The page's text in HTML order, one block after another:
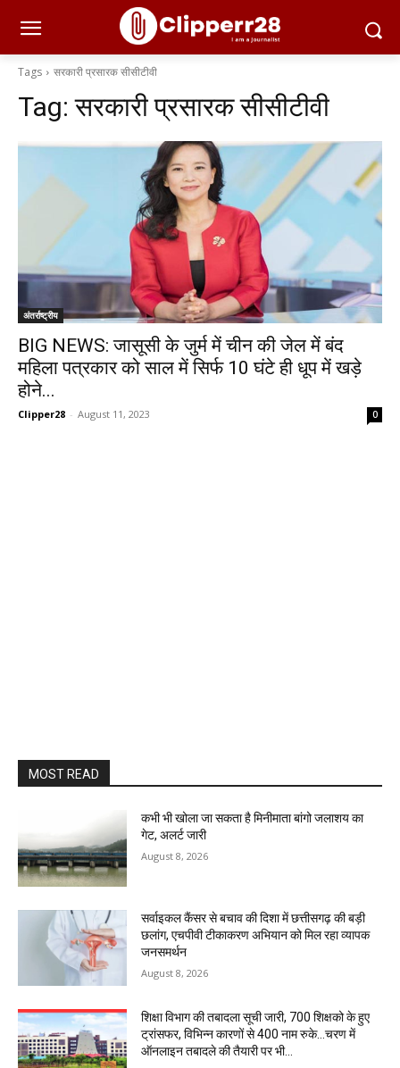
Tags सरकारी प्रसारक सीसीटीवी
Tag:सरकारी प्रसारक सीसीटीवी
अंतर्राष्ट्रीय
BIG NEWS: जासूसी के जुर्म में चीन की जेल में बंद
महिला पत्रकार को साल में सिर्फ 10 घंटे ही धूप में खड़े
होने...
Clipper28 - August 11, 2023 0
MOST READ
कभी भी खोला जा सकता है मिनीमाता बांगो जलाशय का
गेट, अलर्ट जारी
August 8, 2026
सर्वाइकल कैंसर से बचाव की दिशा में छत्तीसगढ़ की बड़ी
छलांग, एचपीवी टीकाकरण अभियान को मिल रहा व्यापक
जनसमर्थन
August 8, 2026
शिक्षा विभाग की तबादला सूची जारी, 700 शिक्षको के हुए
ट्रांसफर, विभिन्न कारणों से 400 नाम रुके…चरण में
ऑनलाइन तबादले की तैयारी पर भी...